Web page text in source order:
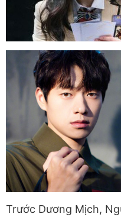
Trước Dương Mịch,